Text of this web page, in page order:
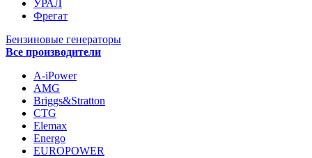
УРАЛ
Фрегат
Бензиновые генераторы
Все производители
A-iPower
AMG
Briggs&Stratton
CTG
Elemax
Energo
EUROPOWER